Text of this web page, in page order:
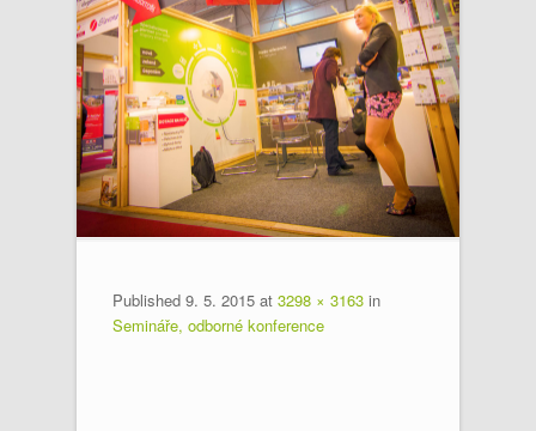
Published 9. 5. 2015 at 3298 × 3163 in
Semináře, odborné konference